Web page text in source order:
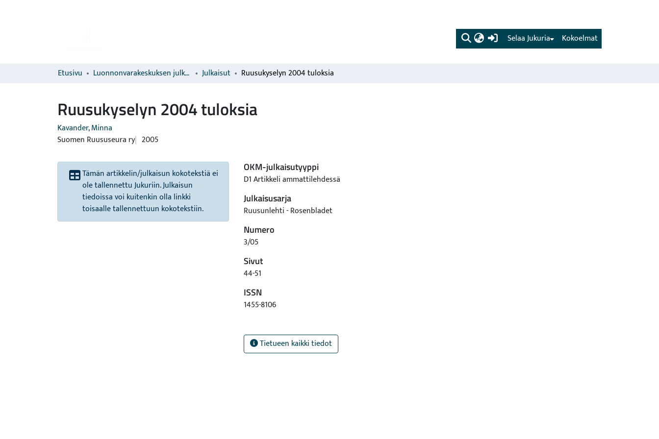
(current) Kokoelmat
Selaa Jukuria
Etusivu Luonnonvarakeskuksen julkaisut Julkaisut Ruusukyselyn 2004 tuloksia
Ruusukyselyn 2004 tuloksia
Kavander, Minna
Suomen Ruususeura ry 2005
Tämän artikkelin/julkaisun kokotekstiä ei
ole tallennettu Jukuriin. Julkaisun
tiedoissa voi kuitenkin olla linkki
toisaalle tallennettuun kokotekstiin.
OKM-julkaisutyyppi
D1 Artikkeli ammattilehdessä
Julkaisusarja
Ruusunlehti - Rosenbladet
Numero
3/05
Sivut
44-51
ISSN
1455-8106
Tietueen kaikki tiedot